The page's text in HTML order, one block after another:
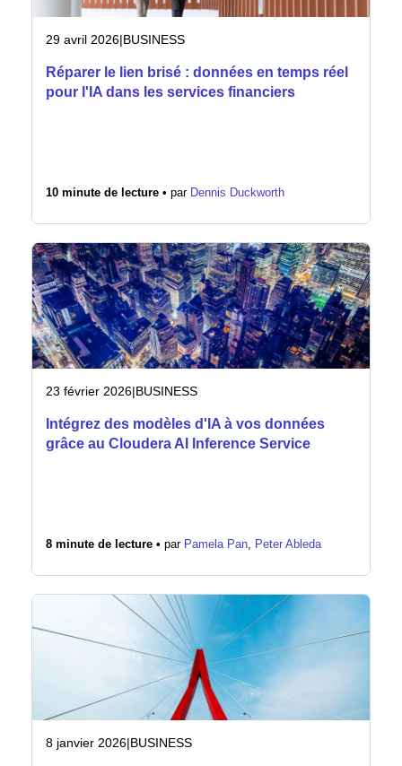
29 avril 2026|BUSINESS
Réparer le lien brisé : données en temps réel
pour l'IA dans les services financiers
10 minute de lecture • par Dennis Duckworth
23 février 2026|BUSINESS
Intégrez des modèles d'IA à vos données
grâce au Cloudera AI Inference Service
8 minute de lecture • par Pamela Pan, Peter Ableda
8 janvier 2026|BUSINESS